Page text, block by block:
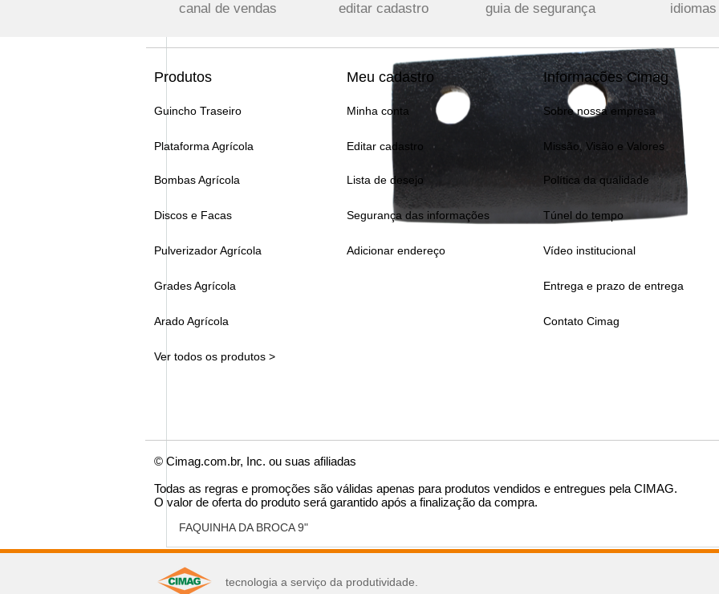
FAQUINHA DA BROCA 9"
você pode se interessar
canal de vendas editar cadastro guia de segurança idiomas
Produtos Meu cadastro Informações Cimag
Guincho Traseiro Minha conta Sobre nossa empresa
Plataforma Agrícola Editar cadastro Missão, Visão e Valores
Bombas Agrícola Lista de desejo Política da qualidade
Discos e Facas Segurança das informações Túnel do tempo
Pulverizador Agrícola Adicionar endereço Vídeo institucional
Grades Agrícola
Arado Agrícola
Entrega e prazo de entrega
Contato Cimag
Ver todos os produtos >
© Cimag.com.br, Inc. ou suas afiliadas
Todas as regras e promoções são válidas apenas para produtos vendidos e entregues pela CIMAG.
O valor de oferta do produto será garantido após a finalização da compra.
tecnologia a serviço da produtividade.